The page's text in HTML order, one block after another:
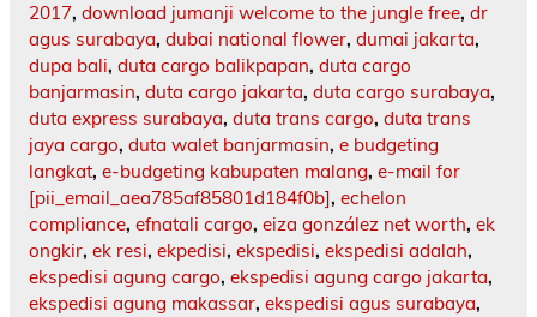
2017, download jumanji welcome to the jungle free, dr
agus surabaya, dubai national flower, dumai jakarta,
dupa bali, duta cargo balikpapan, duta cargo
banjarmasin, duta cargo jakarta, duta cargo surabaya,
duta express surabaya, duta trans cargo, duta trans
jaya cargo, duta walet banjarmasin, e budgeting
langkat, e-budgeting kabupaten malang, e-mail for
[pii_email_aea785af85801d184f0b], echelon
compliance, efnatali cargo, eiza gonzález net worth, ek
ongkir, ek resi, ekpedisi, ekspedisi, ekspedisi adalah,
ekspedisi agung cargo, ekspedisi agung cargo jakarta,
ekspedisi agung makassar, ekspedisi agus surabaya,